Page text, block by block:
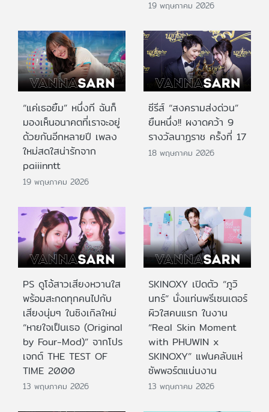
19 พฤษภาคม 2026
“แค่เธอยิ้ม” หนึ่งที ฉันก็
มองเห็นอนาคตที่เราจะอยู่
ด้วยกันอีกหลายปี เพลง
ใหม่สดใสน่ารักจาก
paiiinntt
19 พฤษภาคม 2026
ซีรีส์ “สงครามส่งด่วน”
ยืนหนึ่ง!! ผงาดคว้า 9
รางวัลนาฏราช ครั้งที่ 17
18 พฤษภาคม 2026
PS ดูโอ้สาวเสียงหวานใส
พร้อมสะกดทุกคนไปกับ
เสียงนุ่มๆ ในซิงเกิลใหม่
“หายใจเป็นเธอ (Original
by Four-Mod)” จากโปร
เจกต์ THE TEST OF
TIME 2000
13 พฤษภาคม 2026
SKINOXY เปิดตัว “ภูวิ
นทร์” นั่งแท่นพรีเซนเตอร์
ผิวใสคนแรก ในงาน
“Real Skin Moment
with PHUWIN x
SKINOXY” แฟนคลับแห่
ซัพพอร์ตแน่นงาน
13 พฤษภาคม 2026